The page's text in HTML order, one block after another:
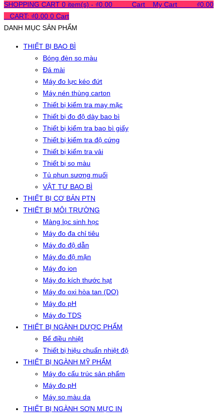
SHOPPING CART 0 item(s) - ₫0.00 Cart My Cart ₫0.00
CART: ₫0.00 0 Cart
DANH MỤC SẢN PHẨM
THIẾT BỊ BAO BÌ
Bóng đèn so màu
Đá mài
Máy đo lực kéo đứt
Máy nén thùng carton
Thiết bị kiểm tra may mặc
Thiết bị đo độ dày bao bì
Thiết bị kiểm tra bao bì giấy
Thiết bị kiểm tra độ cứng
Thiết bị kiểm tra vải
Thiết bị so màu
Tủ phun sương muối
VẬT TƯ BAO BÌ
THIẾT BỊ CƠ BẢN PTN
THIẾT BỊ MÔI TRƯỜNG
Màng lọc sinh học
Máy đo đa chỉ tiêu
Máy đo độ dẫn
Máy đo độ mặn
Máy đo ion
Máy đo kích thước hạt
Máy đo oxi hòa tan (DO)
Máy đo pH
Máy đo TDS
THIẾT BỊ NGÀNH DƯỢC PHẨM
Bể điều nhiệt
Thiết bị hiệu chuẩn nhiệt độ
THIẾT BỊ NGÀNH MỸ PHẨM
Máy đo cấu trúc sản phẩm
Máy đo pH
Máy so màu da
THIẾT BỊ NGÀNH SƠN MỰC IN